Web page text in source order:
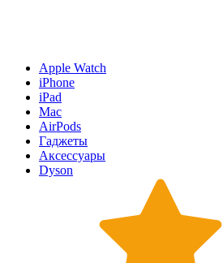
Apple Watch
iPhone
iPad
Mac
AirPods
Гаджеты
Аксессуары
Dyson